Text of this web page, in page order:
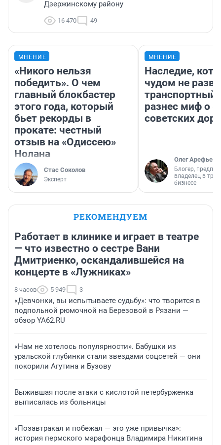
Дзержинскому району
16 470 49
МНЕНИЕ
«Никого нельзя
победить». О чем
главный блокбастер
этого года, который
бьет рекорды в
прокате: честный
отзыв на «Одиссею»
Нолана
Стас Соколов
Эксперт
МНЕНИЕ
Наследие,
чудом не
транспортный
разнес миф о
советских
Олег Арефьев
Блогер,
владелец в
бизнесе
РЕКОМЕНДУЕМ
Работает в клинике и играет в театре
— что известно о сестре Вани
Дмитриенко, оскандалившейся на
концерте в «Лужниках»
8 часов 5 949 3
«Девчонки, вы испытываете судьбу»: что творится в
подпольной рюмочной на Березовой в Рязани —
обзор YA62.RU
«Нам не хотелось популярности». Бабушки из
уральской глубинки стали звездами соцсетей — они
покорили Агутина и Бузову
Выжившая после атаки с кислотой петербурженка
выписалась из больницы
«Позавтракал и побежал — это уже привычка»:
история пермского марафонца Владимира Никитина